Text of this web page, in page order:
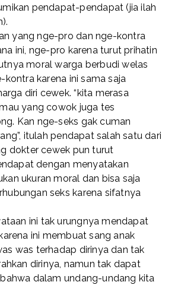
pendapat-pendapat (jia ilah
yang nge-pro dan nge-kontra
ini, nge-pro karena turut prihatin
moral warga berbudi welas
kontra karena ini sama saja
diri cewek. “kita merasa
yang cowok juga tes
Kan nge-seks gak cuman
itulah pendapat salah satu dari
dokter cewek pun turut
dengan menyatakan
ukuran moral dan bisa saja
seks karena sifatnya
ini tak urungnya mendapat
ini membuat sang anak
was terhadap dirinya dan tak
dirinya, namun tak dapat
dalam undang-undang kita